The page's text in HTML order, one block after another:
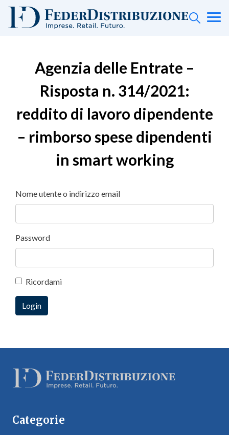
Agenzia delle Entrate –
Risposta n. 314/2021:
reddito di lavoro dipendente
– rimborso spese dipendenti
in smart working
Nome utente o indirizzo email
Password
Ricordami
Categorie